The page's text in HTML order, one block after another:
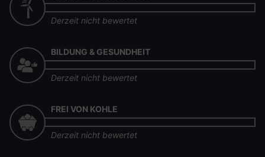
Derzeit nicht bewertet
BILDUNG & GESUNDHEIT
Derzeit nicht bewertet
FREI VON KOHLE
Derzeit nicht bewertet